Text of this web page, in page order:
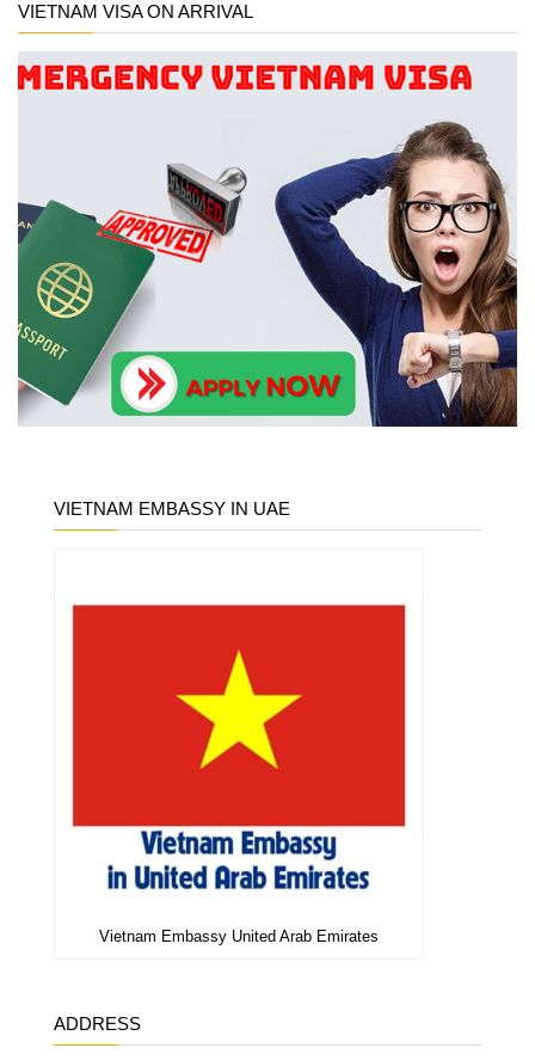
VIETNAM VISA ON ARRIVAL
VIETNAM EMBASSY IN UAE
Vietnam Embassy United Arab Emirates
ADDRESS